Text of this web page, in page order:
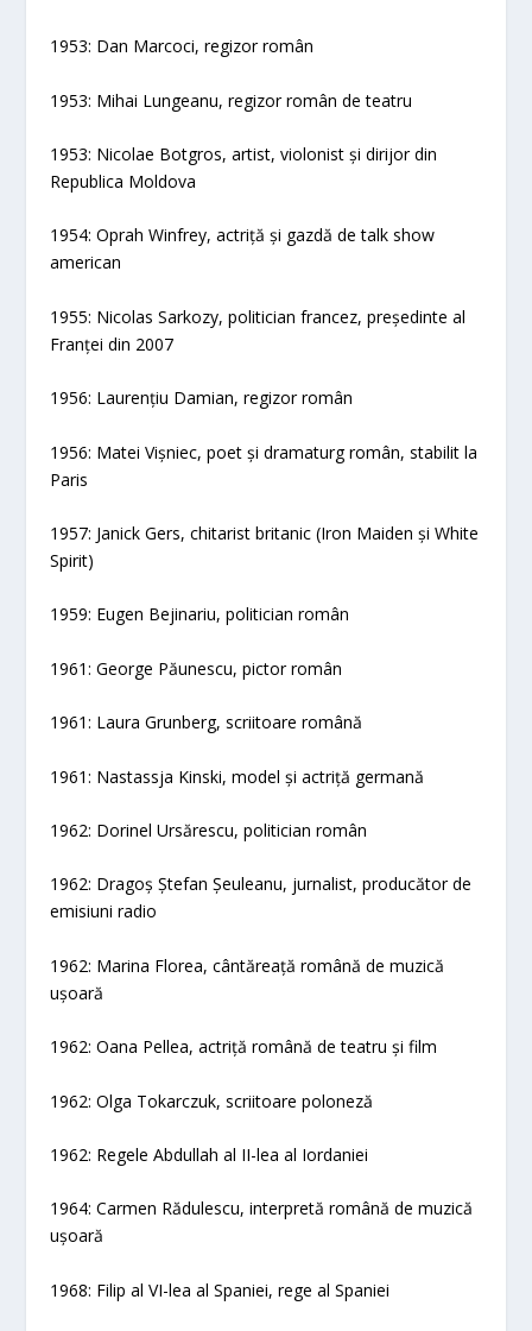
1953: Dan Marcoci, regizor român
1953: Mihai Lungeanu, regizor român de teatru
1953: Nicolae Botgros, artist, violonist și dirijor din
Republica Moldova
1954: Oprah Winfrey, actriță și gazdă de talk show
american
1955: Nicolas Sarkozy, politician francez, președinte al
Franței din 2007
1956: Laurențiu Damian, regizor român
1956: Matei Vișniec, poet și dramaturg român, stabilit la
Paris
1957: Janick Gers, chitarist britanic (Iron Maiden și White
Spirit)
1959: Eugen Bejinariu, politician român
1961: George Păunescu, pictor român
1961: Laura Grunberg, scriitoare română
1961: Nastassja Kinski, model și actriță germană
1962: Dorinel Ursărescu, politician român
1962: Dragoș Ștefan Șeuleanu, jurnalist, producător de
emisiuni radio
1962: Marina Florea, cântăreață română de muzică
ușoară
1962: Oana Pellea, actriță română de teatru și film
1962: Olga Tokarczuk, scriitoare poloneză
1962: Regele Abdullah al II-lea al Iordaniei
1964: Carmen Rădulescu, interpretă română de muzică
ușoară
1968: Filip al VI-lea al Spaniei, rege al Spaniei